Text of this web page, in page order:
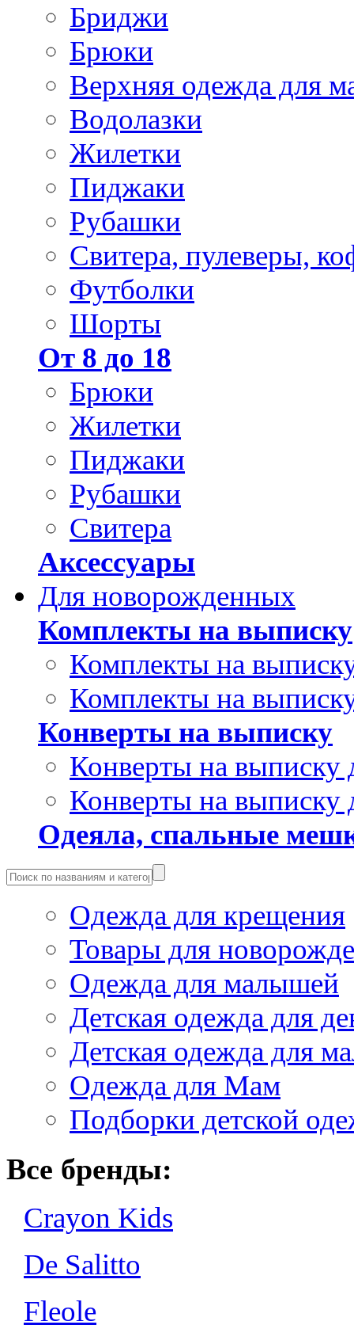
Бриджи
Брюки
Верхняя одежда для
Водолазки
Жилетки
Пиджаки
Рубашки
Свитера, пулеверы,
Футболки
Шорты
От 8 до 18
Брюки
Жилетки
Пиджаки
Рубашки
Свитера
Аксессуары
Для новорожденных
Комплекты на выписку
Комплекты на
Комплекты на
Конверты на выписку
Конверты на выписку
Конверты на выписку
Одеяла, спальные
Одежда для крещения
Товары для
Одежда для малышей
Детская одежда для
Детская одежда для
Одежда для Мам
Подборки детской
Все бренды:
Crayon Kids
De Salitto
Fleole